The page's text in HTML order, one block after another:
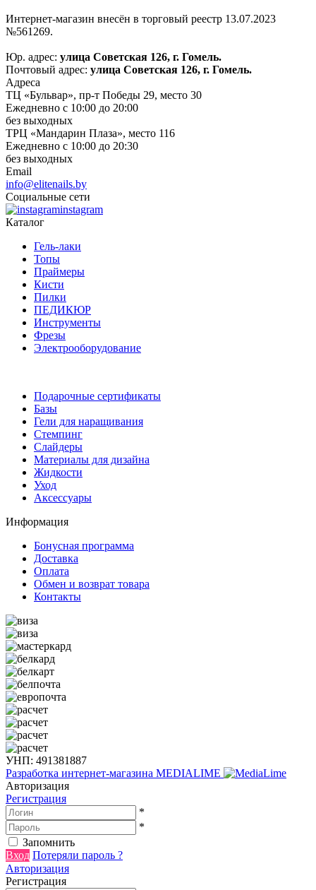
Интернет-магазин внесён в торговый реестр 13.07.2023
№561269.
Юр. адрес: улица Советская 126, г. Гомель.
Почтовый адрес: улица Советская 126, г. Гомель.
Адреса
ТЦ «Бульвар», пр-т Победы 29, место 30
Ежедневно с 10:00 до 20:00
без выходных
ТРЦ «Мандарин Плаза», место 116
Ежедневно с 10:00 до 20:30
без выходных
Email
info@elitenails.by
Социальные сети
instagram
Каталог
Гель-лаки
Топы
Праймеры
Кисти
Пилки
ПЕДИКЮР
Инструменты
Фрезы
Электрооборудование
Подарочные сертификаты
Базы
Гели для наращивания
Стемпинг
Слайдеры
Материалы для дизайна
Жидкости
Уход
Аксессуары
Информация
Бонусная программа
Доставка
Оплата
Обмен и возврат товара
Контакты
УНП: 491381887
Разработка интернет-магазина MEDIALIME
Авторизация
Регистрация
*
*
Запомнить
Вход Потеряли пароль ?
Авторизация
Регистрация